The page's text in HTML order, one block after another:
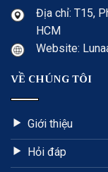
Địa chỉ: T15,
HCM
Website:
VỀ CHÚNG TÔI
Giới thiệu
Hỏi đáp